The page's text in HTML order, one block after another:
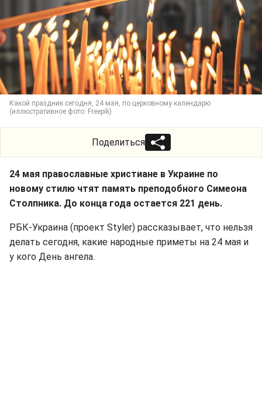
Какой праздник сегодня, 24 мая, по церковному календарю
(иллюстративное фото: Freepik)
Поделиться
24 мая православные христиане в Украине по
новому стилю чтят память преподобного Симеона
Столпника. До конца года остается 221 день.
РБК-Украина (проект Styler) рассказывает, что нельзя
делать сегодня, какие народные приметы на 24 мая и
у кого День ангела.